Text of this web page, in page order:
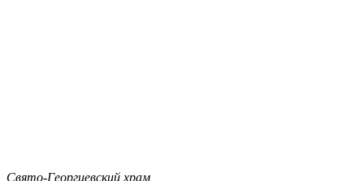
Свято-Георгиевский храм